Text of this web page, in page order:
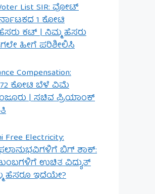
List SIR: ವೋಟ್
1 ಕೋಟಿ
ಕಟ್ | ನಿಮ್ಮ ಹೆಸರು
ಹೀಗೆ ಪರಿಶೀಲಿಸಿ
Compensation:
ಕೋಟಿ ಬೆಳೆ ವಿಮೆ
| ಸಚಿವ ಪ್ರಿಯಾಂಕ್
Free Electricity:
ಬಿಗ್ ಶಾಕ್:
ಉಚಿತ ವಿದ್ಯುತ್
ಹೆಸರೂ ಇದೆಯೇ?